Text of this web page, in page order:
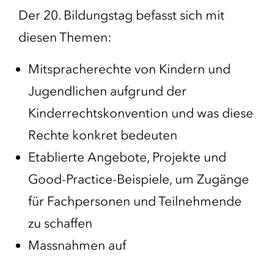
Der 20. Bildungstag befasst sich mit
diesen Themen:
Mitspracherechte von Kindern und
Jugendlichen aufgrund der
Kinderrechtskonvention und was diese
Rechte konkret bedeuten
Etablierte Angebote, Projekte und
Good-Practice-Beispiele, um Zugänge
für Fachpersonen und Teilnehmende
zu schaffen
Massnahmen auf